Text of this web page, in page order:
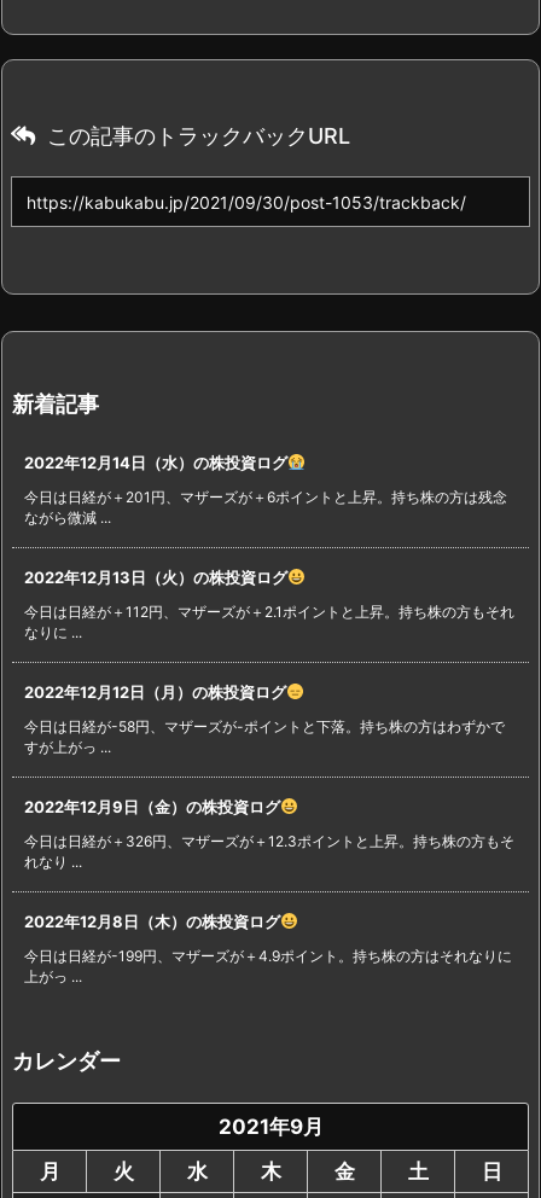
この記事のトラックバックURL
新着記事
2022年12月14日（水）の株投資ログ
今日は日経が＋201円、マザーズが＋6ポイントと上昇。持ち株の方は残念
ながら微減 ...
2022年12月13日（火）の株投資ログ
今日は日経が＋112円、マザーズが＋2.1ポイントと上昇。持ち株の方もそれ
なりに ...
2022年12月12日（月）の株投資ログ
今日は日経が-58円、マザーズが-ポイントと下落。持ち株の方はわずかで
すが上がっ ...
2022年12月9日（金）の株投資ログ
今日は日経が＋326円、マザーズが＋12.3ポイントと上昇。持ち株の方もそ
れなり ...
2022年12月8日（木）の株投資ログ
今日は日経が-199円、マザーズが＋4.9ポイント。持ち株の方はそれなりに
上がっ ...
カレンダー
2021年9月
月
火 水 木 金 土
日